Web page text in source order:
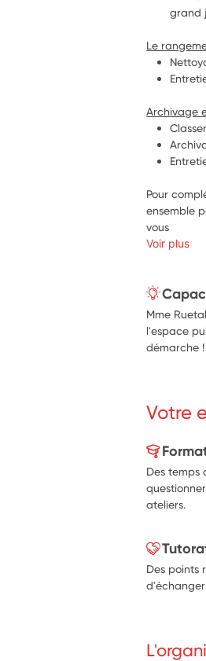
grand
Le
Archivage
Pour
ensemble
vous
Voir plus
Mme
l'espace
démarche !
Votre
Des temps
ateliers.
Des points